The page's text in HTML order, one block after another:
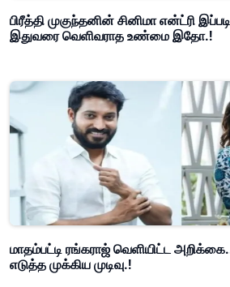
பிரீத்தி முகுந்தனின் சினிமா என்ட்ரி
இதுவரை வெளிவராத உண்மை இதோ.!
மாதம்பட்டி ரங்கராஜ் வெளியிட்ட
எடுத்த முக்கிய முடிவு.!